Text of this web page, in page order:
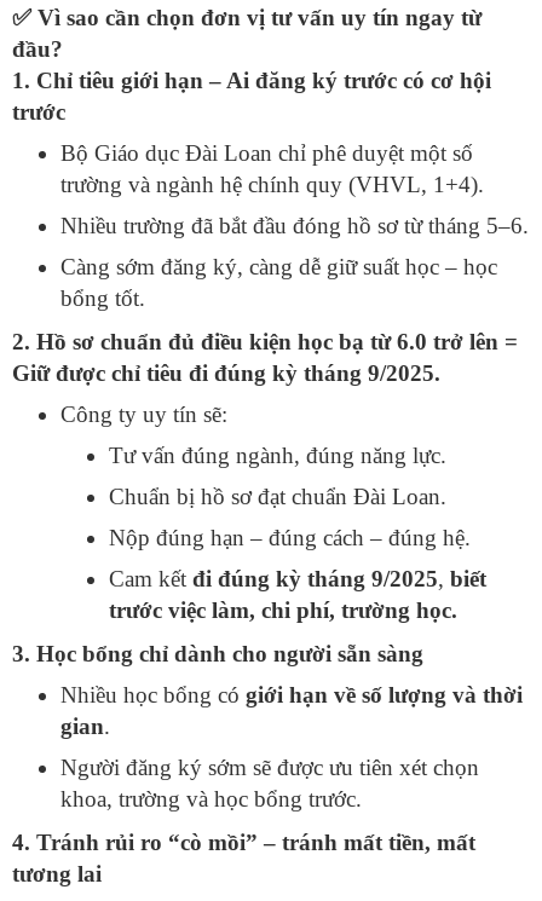
✅Vì sao cần chọn đơn vị tư vấn uy tín ngay từ
đầu?
1. Chỉ tiêu giới hạn – Ai đăng ký trước có cơ hội
trước
Bộ Giáo dục Đài Loan chỉ phê duyệt một số
trường và ngành hệ chính quy (VHVL, 1+4).
Nhiều trường đã bắt đầu đóng hồ sơ từ tháng 5–6.
Càng sớm đăng ký, càng dễ giữ suất học – học
bổng tốt.
2. Hồ sơ chuẩn đủ điều kiện học bạ từ 6.0 trở lên =
Giữ được chỉ tiêu đi đúng kỳ tháng 9/2025.
Công ty uy tín sẽ:
Tư vấn đúng ngành, đúng năng lực.
Chuẩn bị hồ sơ đạt chuẩn Đài Loan.
Nộp đúng hạn – đúng cách – đúng hệ.
Cam kết đi đúng kỳ tháng 9/2025, biết
trước việc làm, chi phí, trường học.
3. Học bổng chỉ dành cho người sẵn sàng
Nhiều học bổng có giới hạn về số lượng và thời
gian.
Người đăng ký sớm sẽ được ưu tiên xét chọn
khoa, trường và học bổng trước.
4. Tránh rủi ro “cò mồi” – tránh mất tiền, mất
tương lai